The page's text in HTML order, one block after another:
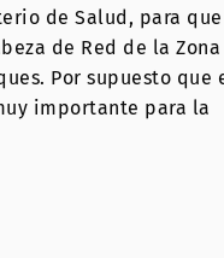
de Salud, para que
de Red de la Zona
Por supuesto que
importante para la